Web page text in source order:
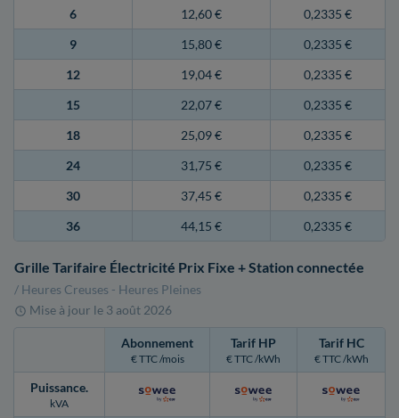
6 12,60 €
0,2335 €
9
15,80 €
0,2335 €
12
19,04 €
0,2335 €
15
22,07 €
0,2335 €
18
25,09 €
0,2335 €
24
31,75 €
0,2335 €
30
37,45 €
0,2335 €
36
44,15 € 0,2335 €
Grille Tarifaire Électricité Prix Fixe + Station connectée
/ Heures Creuses - Heures Pleines
Mise à jour le 3 août 2026
Abonnement
€ TTC /mois
Tarif HP
€ TTC /kWh
Tarif HC
€ TTC /kWh
Puissance.
kVA